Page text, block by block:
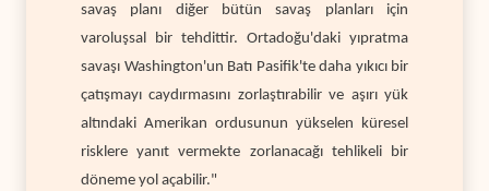
savaş planı diğer bütün savaş planları için
varoluşsal bir tehdittir. Ortadoğu'daki yıpratma
savaşı Washington'un Batı Pasifik'te daha yıkıcı bir
çatışmayı caydırmasını zorlaştırabilir ve aşırı yük
altındaki Amerikan ordusunun yükselen küresel
risklere yanıt vermekte zorlanacağı tehlikeli bir
döneme yol açabilir."